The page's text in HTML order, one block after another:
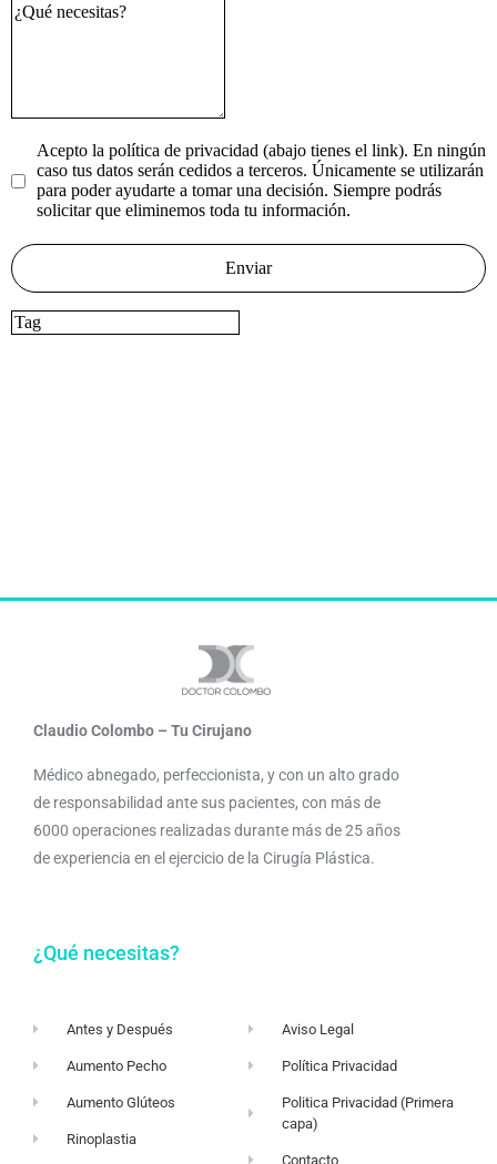
Claudio Colombo – Tu Cirujano
Médico abnegado, perfeccionista, y con un alto grado
de responsabilidad ante sus pacientes, con más de
6000 operaciones realizadas durante más de 25 años
de experiencia en el ejercicio de la Cirugía Plástica.
¿Qué necesitas?
Antes y Después
Aumento Pecho
Aumento Glúteos
Rinoplastia
Aviso Legal
Política Privacidad
Politica Privacidad (Primera
capa)
Contacto